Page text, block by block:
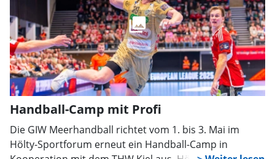
Handball-Camp mit Profi
Die GIW Meerhandball richtet vom 1. bis 3. Mai im
Hölty-Sportforum erneut ein Handball-Camp in